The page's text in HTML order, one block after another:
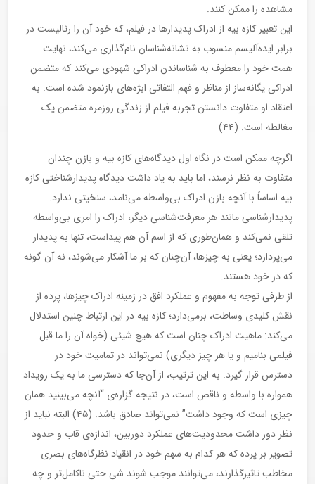
مشاهده را ممکن کنند.
این تعبیر کازه بیه از ادراک پدیدار‌ها در فیلم، که خود آن را رئالیست در
برابر ایده‌آلیسم منسوب به نشانه‌شناسان نام‌گذاری می‌کند، ‌‌نهایت
همت خود را معطوف به شناساندن ادراکی شهودی می‌کند که متضمن
ادراکی یگانه‌ساز از مناظر و فهم التفاتی ابژه‌های بازنمود شده است. به
اعتقاد او متفاوت دانستن تجربه فیلم از زندگی روزمره متضمن یک
مغالطه است. (۴۴)
اگرچه ممکن است در نگاه اول دیدگاه‌های کازه بیه و بازن چندان
متفاوت به نظر نرسند، اما باید به یاد داشت دیدگاه پدیدار‌شناختی کازه
بیه اساساً با آنچه بازن ادراک بی‌واسطه می‌نامد، سنخیتی ندارد.
پدیدار‌شناسی مانند هر معرفت‌شناسی دیگر، ادراک را امری بی‌واسطه
تلقی نمی‌کند و همان‌طوری که از اسم آن هم پیداست، تنها به پدیدار
می‌پردازد؛ یعنی به چیز‌ها، آن‌چنان که بر ما آشکار می‌شوند، نه آن گونه
که در خود هستند.
از طرفی توجه به مفهوم و عملکرد افق در زمینه ادراک چیز‌ها، پرده از
نقش کلیدی وساطت، برمی‌دارد؛ کازه بیه در این ارتباط چنین استدلال
می‌کند: ماهیت ادراک چنان است که هیچ شیئی (خواه آن را ما قبل
فیلمی بنامیم و یا هر چیز دیگری) نمی‌تواند در تمامیت خود در
دسترس قرار گیرد. به این ترتیب، از آن‌جا که دسترسی ما به یک رویداد
همواره با واسطه و ناقص است، در نتیجه گزاره‌ی “آنچه می‌بینید‌‌ همان
چیزی است که وجود داشت” نمی‌تواند صادق باشد. (۴۵) البته نباید از
نظر دور داشت محدودیت‌های عملکرد دوربین، اندازه‌ی قاب و حدود
تصویر بر پرده که هر کدام به سهم خود در انقیاد نظرگاه‌های بصری
مخاطب تاثیرگذارند، می‌توانند موجب شوند شی حتی ناکامل‌تر و چه